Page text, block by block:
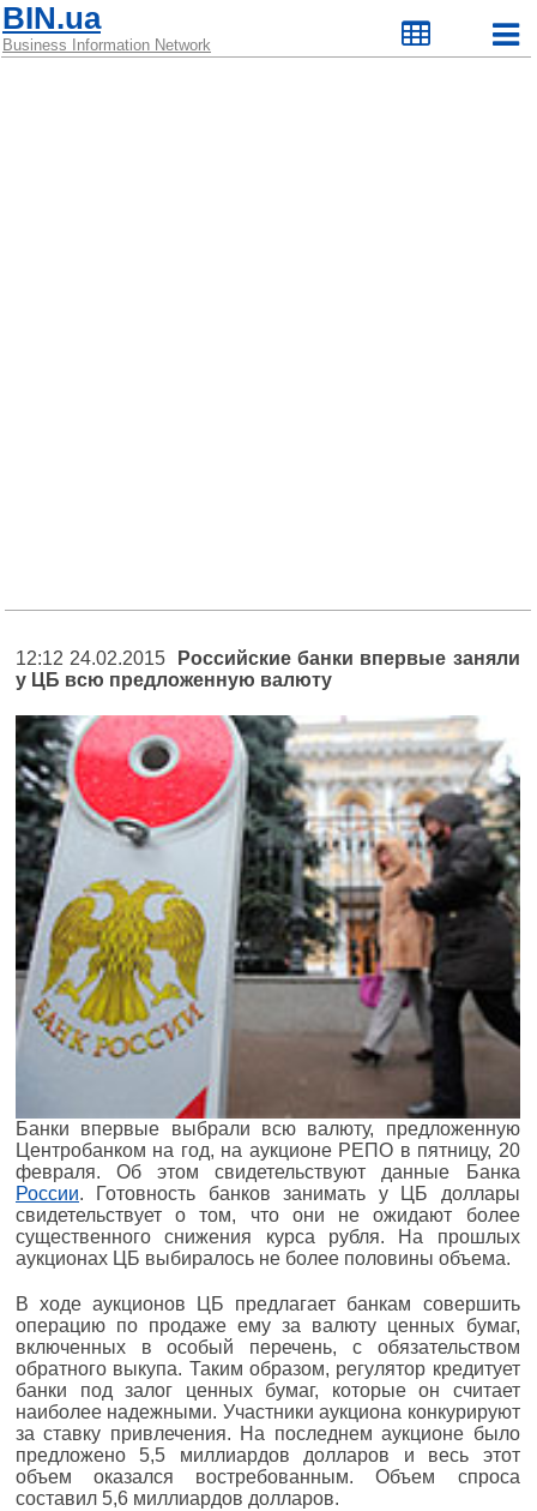
BIN.ua
Business Information Network
12:12 24.02.2015
Российские банки впервые заняли
у ЦБ всю предложенную валюту
Банки впервые выбрали всю валюту, предложенную
Центробанком на год, на аукционе РЕПО в пятницу, 20
февраля. Об этом свидетельствуют данные Банка
России. Готовность банков занимать у ЦБ доллары
свидетельствует о том, что они не ожидают более
существенного снижения курса рубля. На прошлых
аукционах ЦБ выбиралось не более половины объема.
В ходе аукционов ЦБ предлагает банкам совершить
операцию по продаже ему за валюту ценных бумаг,
включенных в особый перечень, с обязательством
обратного выкупа. Таким образом, регулятор кредитует
банки под залог ценных бумаг, которые он считает
наиболее надежными. Участники аукциона конкурируют
за ставку привлечения. На последнем аукционе было
предложено 5,5 миллиардов долларов и весь этот
объем оказался востребованным. Объем спроса
составил 5,6 миллиардов долларов.